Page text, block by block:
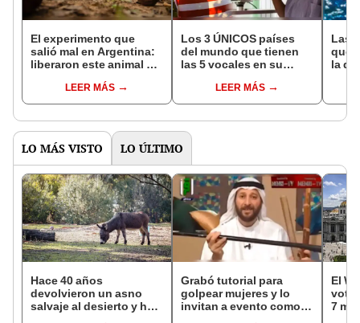
El experimento que
salió mal en Argentina:
liberaron este animal y
bosques milenarios de
la Patagonia
LEER MÁS
Los 3 ÚNICOS países
del mundo que tienen
las 5 vocales en su
con unoLEER MÁS
Las
que
la de
LO MÁS VISTO LO ÚLTIMO
Hace 40 años
devolvieron un asno
salvaje al desierto y hoy
Grabó tutorial para
golpear mujeres y lo
invitan a evento como
El
7